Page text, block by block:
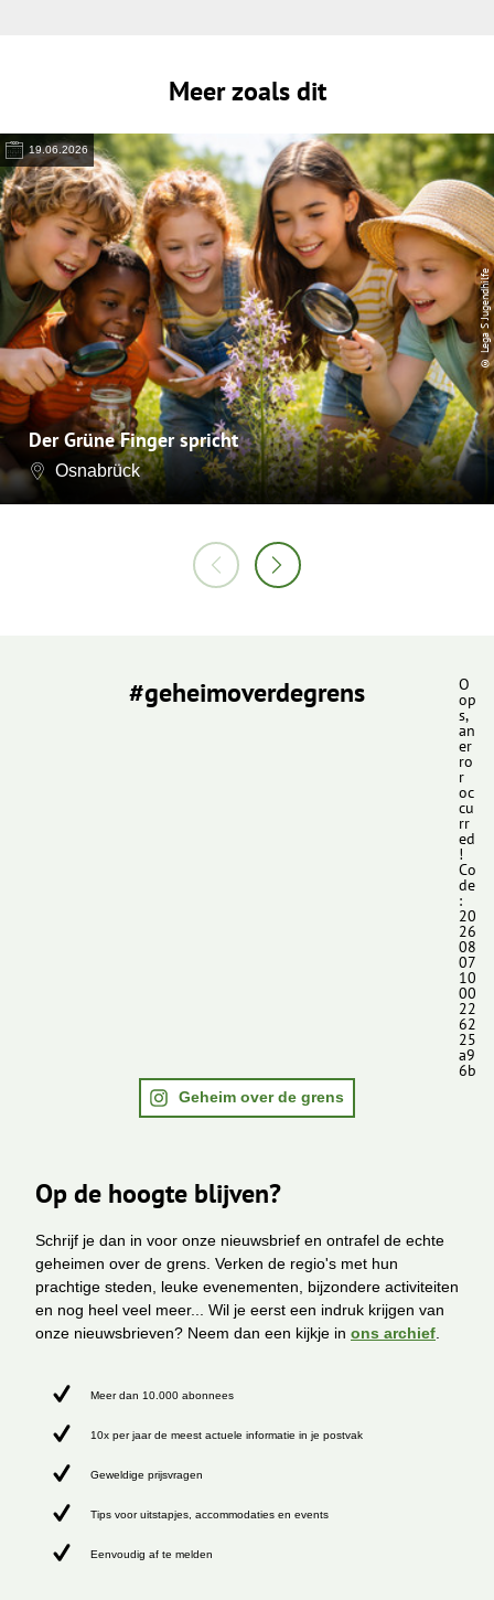
Meer zoals dit
19.06.2026
Der Grüne Finger spricht
Osnabrück
© Lega S Jugendhilfe
#geheimoverdegrens O
op
s,
an
er
ro
r
oc
cu
rr
ed
!
Co
de
:
20
26
08
07
10
00
22
62
25
a9
6b
Geheim over de grens
Op de hoogte blijven?
Schrijf je dan in voor onze nieuwsbrief en ontrafel de echte
geheimen over de grens. Verken de regio's met hun
prachtige steden, leuke evenementen, bijzondere activiteiten
en nog heel veel meer... Wil je eerst een indruk krijgen van
onze nieuwsbrieven? Neem dan een kijkje in ons archief
Meer dan 10.000 abonnees
10x per jaar de meest actuele informatie in je postvak
Geweldige prijsvragen
Tips voor uitstapjes, accommodaties en events
Eenvoudig af te melden